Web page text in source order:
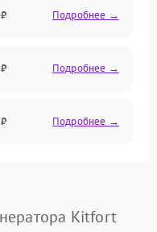
Подробнее →
Подробнее →
Подробнее →
Подробнее →
Kitfort